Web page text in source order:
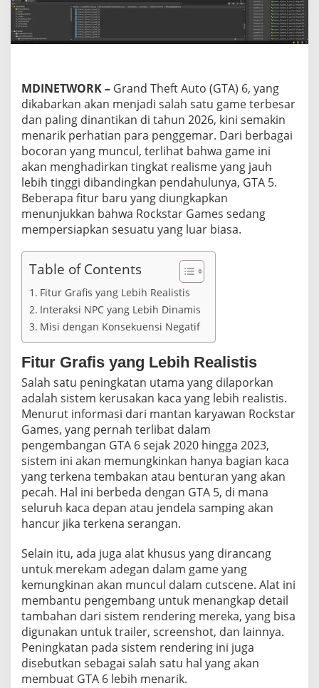
a
m
g
e
m
b
a
n
g
a
n
G
a
m
6
MDINETWORK– Grand Theft Auto (GTA) 6, yang
dikabarkan akan menjadi salah satu game terbesar
dan paling dinantikan di tahun 2026, kini semakin
menarik perhatian para penggemar. Dari berbagai
bocoran yang muncul, terlihat bahwa game ini
akan menghadirkan tingkat realisme yang jauh
lebih tinggi dibandingkan pendahulunya, GTA 5.
Beberapa fitur baru yang diungkapkan
menunjukkan bahwa Rockstar Games sedang
mempersiapkan sesuatu yang luar biasa.
Table of Contents
Fitur Grafis yang Lebih Realistis
Interaksi NPC yang Lebih Dinamis
Misi dengan Konsekuensi Negatif
Fitur Grafis yang Lebih Realistis
Salah satu peningkatan utama yang dilaporkan
adalah sistem kerusakan kaca yang lebih realistis.
Menurut informasi dari mantan karyawan Rockstar
Games, yang pernah terlibat dalam
pengembangan GTA 6 sejak 2020 hingga 2023,
sistem ini akan memungkinkan hanya bagian kaca
yang terkena tembakan atau benturan yang akan
pecah. Hal ini berbeda dengan GTA 5, di mana
seluruh kaca depan atau jendela samping akan
hancur jika terkena serangan.
Selain itu, ada juga alat khusus yang dirancang
untuk merekam adegan dalam game yang
kemungkinan akan muncul dalam cutscene. Alat ini
membantu pengembang untuk menangkap detail
tambahan dari sistem rendering mereka, yang bisa
digunakan untuk trailer, screenshot, dan lainnya.
Peningkatan pada sistem rendering ini juga
disebutkan sebagai salah satu hal yang akan
membuat GTA 6 lebih menarik.